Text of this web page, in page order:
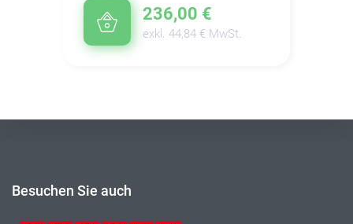
236,00 €
exkl. 44,84 € MwSt.
Besuchen Sie auch